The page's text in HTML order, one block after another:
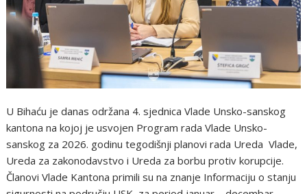
U Bihaću je danas održana 4. sjednica Vlade Unsko-sanskog
kantona na kojoj je usvojen Program rada Vlade Unsko-
sanskog za 2026. godinu tegodišnji planovi rada Ureda Vlade,
Ureda za zakonodavstvo i Ureda za borbu protiv korupcije.
Članovi Vlade Kantona primili su na znanje Informaciju o stanju